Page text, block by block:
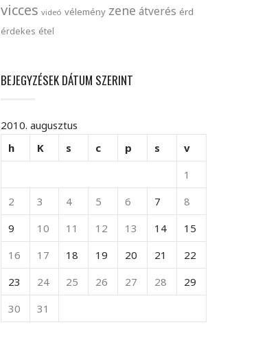
vicces videó vélemény zene átverés érd
érdekes étel
BEJEGYZÉSEK DÁTUM SZERINT
2010. augusztus
h
K s c p s
v
1
2
3 4 5 6 7
8
9
10 11 12 13 14
15
16
17 18 19 20 21
22
23
24 25 26 27 28
29
30
31